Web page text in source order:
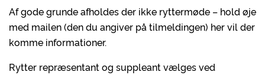
Af gode grunde afholdes der ikke ryttermøde – hold øje
med mailen (den du angiver på tilmeldingen) her vil der
komme informationer.
Rytter repræsentant og suppleant vælges ved